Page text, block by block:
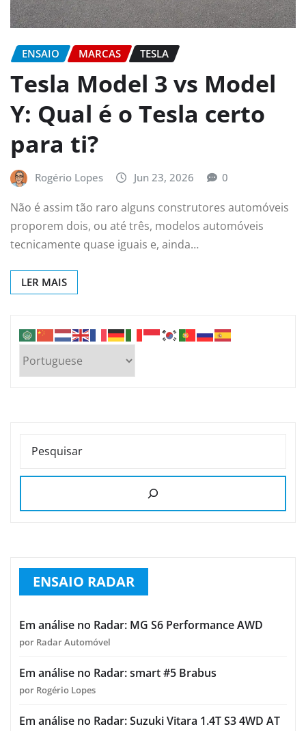
ENSAIO MARCAS TESLA
Tesla Model 3 vs Model
Y: Qual é o Tesla certo
para ti?
Rogério Lopes Jun 23, 2026 0
Não é assim tão raro alguns construtores automóveis
proporem dois, ou até três, modelos automóveis
tecnicamente quase iguais e, ainda…
LER MAIS
PESQUISAR
ENSAIO RADAR
Em análise no Radar: MG S6 Performance AWD
por Radar Automóvel
Em análise no Radar: smart #5 Brabus
por Rogério Lopes
Em análise no Radar: Suzuki Vitara 1.4T S3 4WD AT